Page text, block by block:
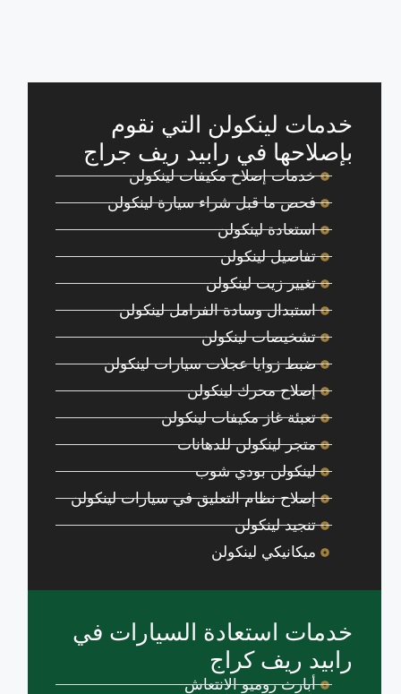
خدمات لينكولن التي نقوم
بإصلاحها في رابيد ريف جراج
خدمات إصلاح مكيفات لينكولن
فحص ما قبل شراء سيارة لينكولن
استعادة لينكولن
تفاصيل لينكولن
تغيير زيت لينكولن
استبدال وسادة الفرامل لينكولن
تشخيصات لينكولن
ضبط زوايا عجلات سيارات لينكولن
إصلاح محرك لينكولن
تعبئة غاز مكيفات لينكولن
متجر لينكولن للدهانات
لينكولن بودي شوب
إصلاح نظام التعليق في سيارات لينكولن
تنجيد لينكولن
ميكانيكي لينكولن
خدمات استعادة السيارات في
رابيد ريف كراج
أبارث روميو الانتعاش